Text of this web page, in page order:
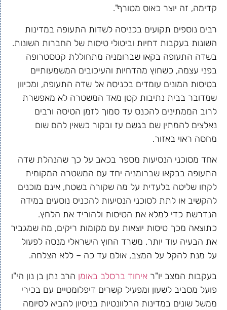
קדימה, זה יוצר כאוס מטורף".
רבים נוספים תקועים בכניסה לשדות התעופה במדינות
השונות בעקבות דחיות וביטולי טיסות של החברות השונות.
בשדה התעופה בקאו שברומניה מתחוללת קטסטרופה
בפני עצמה, כשחוץ מהדחיות והעיכובים המשמעותיים
בטיסות המונים עומדים בכניסה אל שדה התעופה, ומכיוון
שמדובר בבית נתיבות קטן מאד המשטרה לא מאפשרת
לרוב הממתינים להכנס עד סמוך לזמן הטיסה ורבים
נאלצים להמתין שם בגשם עז ובקור כשאין להם שום
מחסה ראוי באזור.
אחד מסוכני הנסיעות מספר בכאב על כך שהנהלת שדה
התעופה בבקאו שברומניה יחד עם המשטרה המקומית
לקחו שליטה בלעדית על מה שקורה בשטח, אינם מוכנים
להקשיב או לתת לסוכני הנסיעות להכניס נוסעים במידה
הנדרשת כדי למלא את הטיסות ולהוריד את הלחץ.
כתוצאה מכך טיסות יוצאות עם מקומות ריקים, מה שמגביר
את הבעיה עוד יותר. משרד החוץ הישראלי מנסה לפעול
על מנת להקל על המצב, אולם עד כה – ללא הצלחה.
בעקבות המצב יו"ר איחוד ברסלב באומן הרב נתן בן נון הי"ו
פועל מסביב לשעון ומפעיל קשרים דיפלומטיים עם בכירי
ממשל שונים במדינות הרלוונטיות בניסיון להביא לסיומה